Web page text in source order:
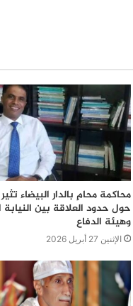
محاكمة محامٍ بالدار البيضاء
حول حدود العلاقة بين النيابة
وهيئة الدفاع
الإثنين 27 أبريل 2026